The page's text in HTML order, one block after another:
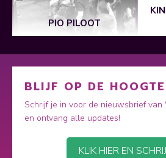
PIO PILOOT
BLIJF OP DE HOOGTE
Schrijf je in voor de nieuwsbrief van
en ontvang alle updates!
KLIK HIER EN